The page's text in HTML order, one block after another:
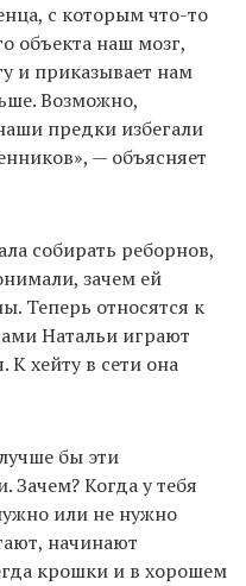
с которым что-то
объекта наш мозг,
и приказывает нам
Возможно,
предки избегали
— объясняет
собирать реборнов,
зачем ей
Теперь относятся к
Натальи играют
К хейту в сети она
бы эти
Зачем? Когда у тебя
или не нужно
начинают
крошки и в хорошем